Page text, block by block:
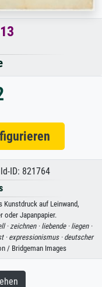
ID: 821764
Kunstdruck auf Leinwand,
oder Japanpapier.
·zeichnen · liebende · liegen ·
·expressionismus · deutscher
/ Bridgeman Images